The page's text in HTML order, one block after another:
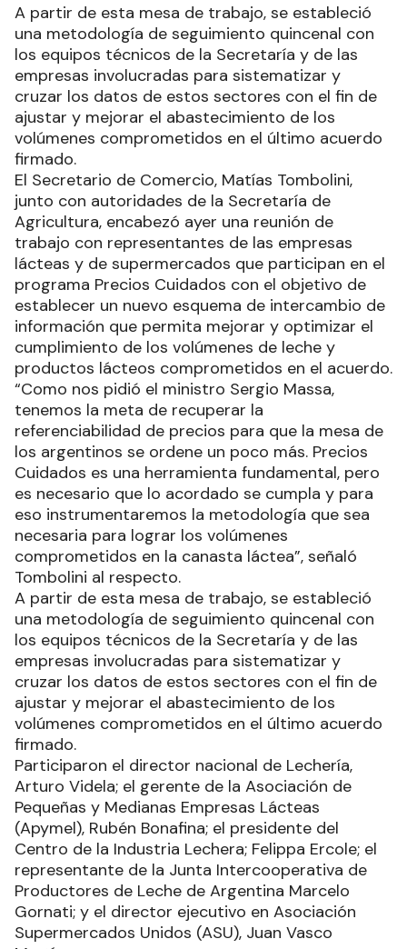
A partir de esta mesa de trabajo, se estableció
una metodología de seguimiento quincenal con
los equipos técnicos de la Secretaría y de las
empresas involucradas para sistematizar y
cruzar los datos de estos sectores con el fin de
ajustar y mejorar el abastecimiento de los
volúmenes comprometidos en el último acuerdo
firmado.
El Secretario de Comercio, Matías Tombolini,
junto con autoridades de la Secretaría de
Agricultura, encabezó ayer una reunión de
trabajo con representantes de las empresas
lácteas y de supermercados que participan en el
programa Precios Cuidados con el objetivo de
establecer un nuevo esquema de intercambio de
información que permita mejorar y optimizar el
cumplimiento de los volúmenes de leche y
productos lácteos comprometidos en el acuerdo.
“Como nos pidió el ministro Sergio Massa,
tenemos la meta de recuperar la
referenciabilidad de precios para que la mesa de
los argentinos se ordene un poco más. Precios
Cuidados es una herramienta fundamental, pero
es necesario que lo acordado se cumpla y para
eso instrumentaremos la metodología que sea
necesaria para lograr los volúmenes
comprometidos en la canasta láctea”, señaló
Tombolini al respecto.
A partir de esta mesa de trabajo, se estableció
una metodología de seguimiento quincenal con
los equipos técnicos de la Secretaría y de las
empresas involucradas para sistematizar y
cruzar los datos de estos sectores con el fin de
ajustar y mejorar el abastecimiento de los
volúmenes comprometidos en el último acuerdo
firmado.
Participaron el director nacional de Lechería,
Arturo Videla; el gerente de la Asociación de
Pequeñas y Medianas Empresas Lácteas
(Apymel), Rubén Bonafina; el presidente del
Centro de la Industria Lechera; Felippa Ercole; el
representante de la Junta Intercooperativa de
Productores de Leche de Argentina Marcelo
Gornati; y el director ejecutivo en Asociación
Supermercados Unidos (ASU), Juan Vasco